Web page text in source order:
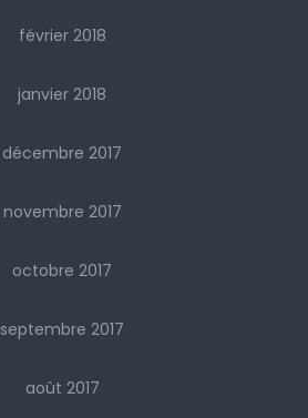
février 2018
janvier 2018
décembre 2017
novembre 2017
octobre 2017
septembre 2017
août 2017